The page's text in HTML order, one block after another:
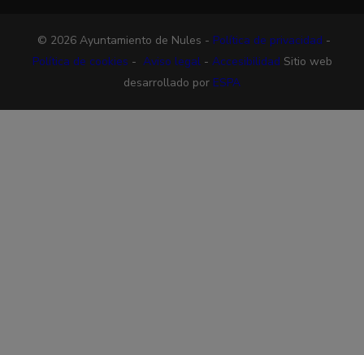
© 2026 Ayuntamiento de Nules - Política de privacidad -
Política de cookies - Aviso legal- Accesibilidad Sitio web
desarrollado por ESPA